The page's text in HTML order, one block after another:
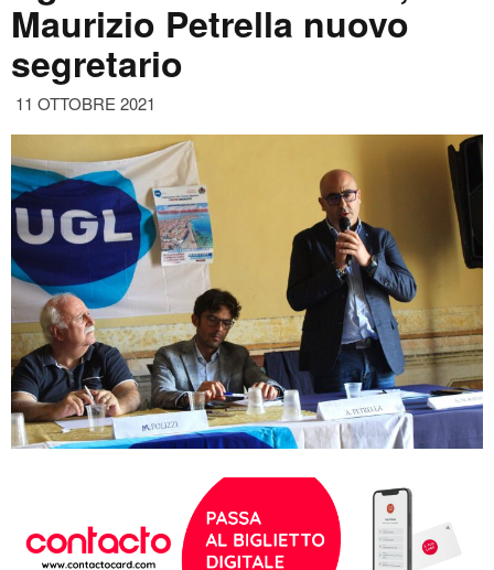
Maurizio Petrella nuovo
segretario
11 OTTOBRE 2021